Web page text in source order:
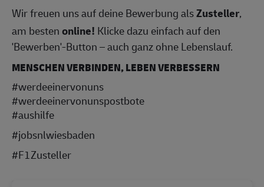
Wir freuen uns auf deine Bewerbung alsZusteller,
am bestenonline! Klicke dazu einfach auf den
'Bewerben'-Button – auch ganz ohne Lebenslauf.
MENSCHEN VERBINDEN, LEBEN VERBESSERN
#werdeeinervonuns
#werdeeinervonunspostbote
#aushilfe
#jobsnlwiesbaden
#F1Zusteller